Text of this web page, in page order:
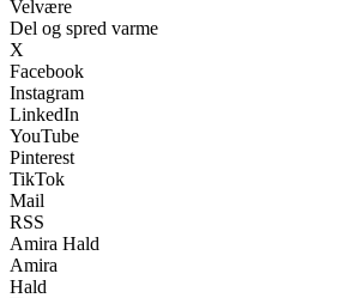
Velvære
Del og spred varme
X
Facebook
Instagram
LinkedIn
YouTube
Pinterest
TikTok
Mail
RSS
Amira Hald
Amira
Hald